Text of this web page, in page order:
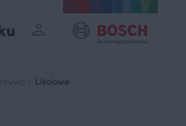
Liściowe